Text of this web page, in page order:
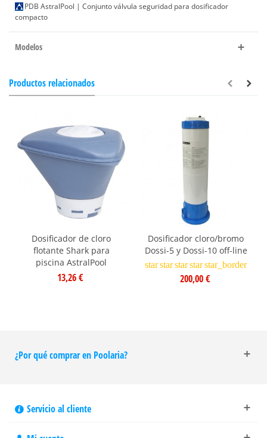
PDB AstralPool | Conjunto válvula seguridad para dosificador
compacto
Modelos
Productos relacionados
Dosificador de cloro
flotante Shark para
piscina AstralPool
13,26 €
Dosificador cloro/bromo
Dossi-5 y Dossi-10 off-line
starstarstarstarstar_border
200,00 €
¿Por qué comprar en Poolaria?
Servicio al cliente